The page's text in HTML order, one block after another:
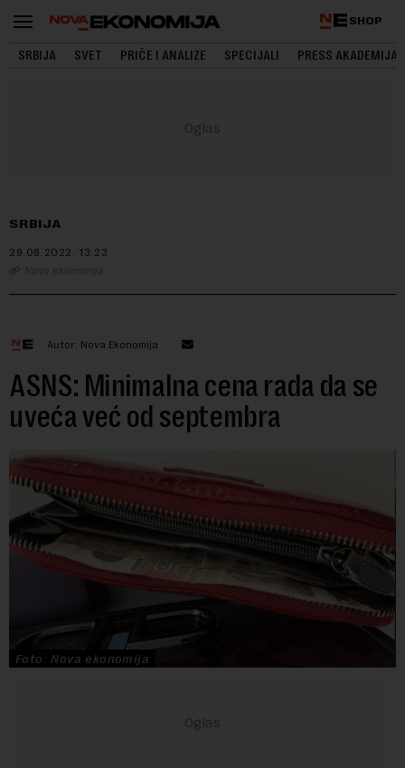
SHOP
SRBIJA SVET PRIČE I ANALIZE SPECIJALI PRESS AKADEMIJA
SRBIJA
29.08.2022. 13:23
Nova ekonomija
Autor: Nova Ekonomija
ASNS: Minimalna cena rada da se
uveća već od septembra
Foto: Nova ekonomija